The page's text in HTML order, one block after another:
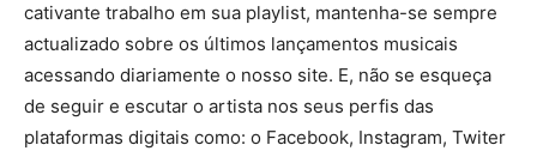
cativante trabalho em sua playlist, mantenha-se sempre
actualizado sobre os últimos lançamentos musicais
acessando diariamente o nosso site. E, não se esqueça
de seguir e escutar o artista nos seus perfis das
plataformas digitais como: o Facebook, Instagram, Twiter